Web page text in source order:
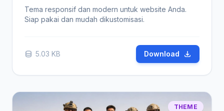
Tema responsif dan modern untuk website Anda.
Siap pakai dan mudah dikustomisasi.
5.03 KB Download
THEME